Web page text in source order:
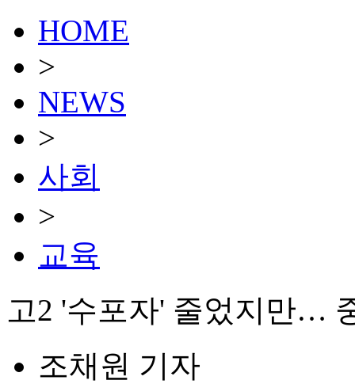
HOME
>
NEWS
>
사회
>
교육
고2 '수포자' 줄었지만…
조채원 기자